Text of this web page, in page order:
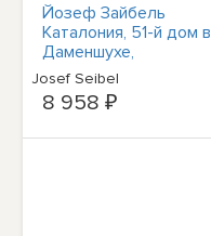
Йозеф Зайбель
Каталония, 51-й дом в
Даменшухе,
административный
центр округа
Фрайцайт
Josef Seibel
8 958 ₽